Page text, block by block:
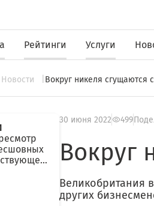
Рейтинги Услуги
Новости Вокруг никеля сгущаются
30 июня 2022 499
Вокруг
Великобритания
других